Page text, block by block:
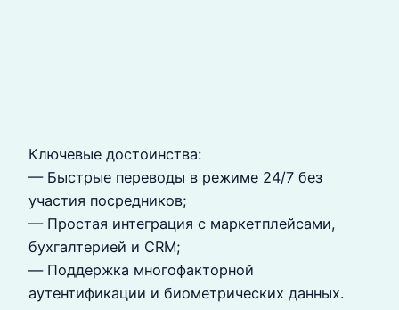
Ключевые достоинства:
— Быстрые переводы в режиме 24/7 без
участия посредников;
— Простая интеграция с маркетплейсами,
бухгалтерией и CRM;
— Поддержка многофакторной
аутентификации и биометрических данных.